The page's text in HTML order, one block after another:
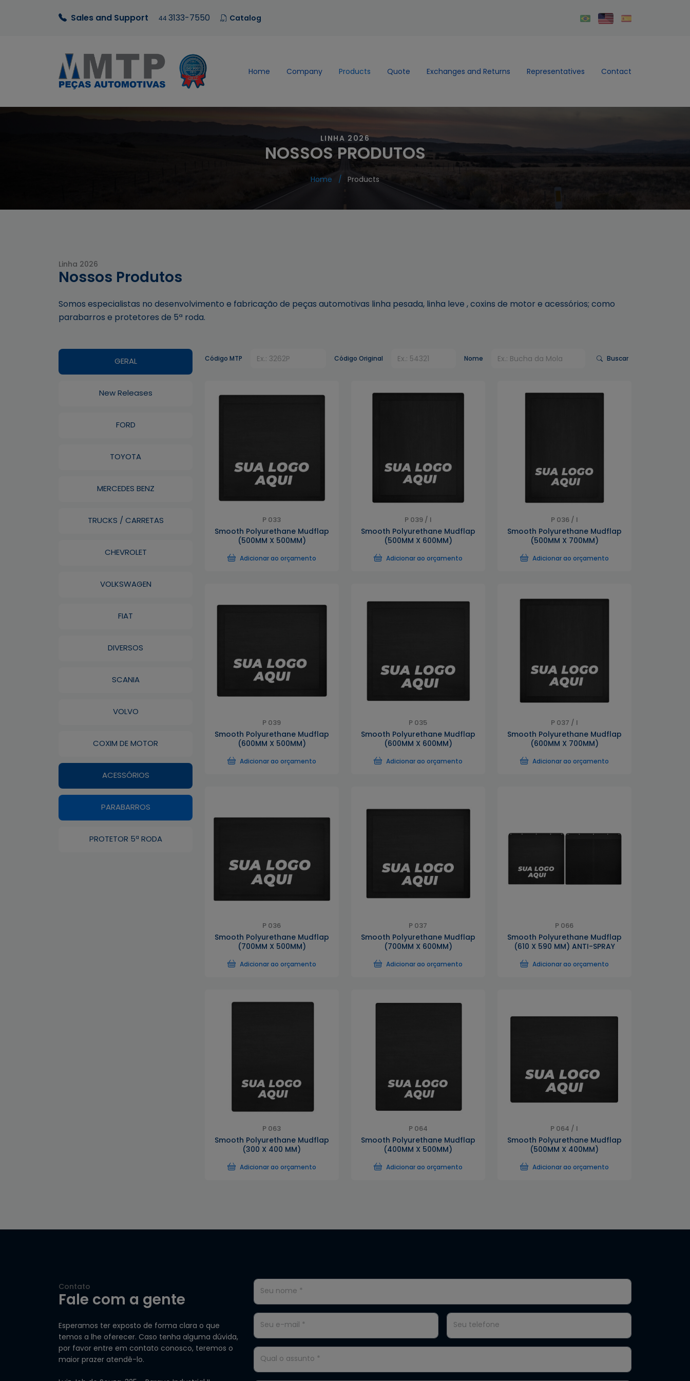
Sales and Support 44 3133-7550 Catalog
Home Company Products Quote Exchanges and Returns Representatives Contact
LINHA 2026
NOSSOS PRODUTOS
Home Products
Linha 2026
Nossos Produtos
Somos especialistas no desenvolvimento e fabricação de peças automotivas linha pesada, linha leve , coxins de motor e acessórios; como
parabarros e protetores de 5ª roda.
GERAL
New Releases
FORD
TOYOTA
MERCEDES BENZ
TRUCKS / CARRETAS
CHEVROLET
VOLKSWAGEN
FIAT
DIVERSOS
SCANIA
VOLVO
COXIM DE MOTOR
ACESSÓRIOS
PARABARROS
PROTETOR 5ª RODA
Código MTP Código Original Nome Buscar
P 033
Smooth Polyurethane Mudflap
(500MM X 500MM)
Adicionar ao orçamento
P 039 / I
Smooth Polyurethane Mudflap
(500MM X 600MM)
Adicionar ao orçamento
P 036 / I
Smooth Polyurethane Mudflap
(500MM X 700MM)
Adicionar ao orçamento
P 039
Smooth Polyurethane Mudflap
(600MM X 500MM)
Adicionar ao orçamento
P 035
Smooth Polyurethane Mudflap
(600MM X 600MM)
Adicionar ao orçamento
P 037 / I
Smooth Polyurethane Mudflap
(600MM X 700MM)
Adicionar ao orçamento
P 036
Smooth Polyurethane Mudflap
(700MM X 500MM)
Adicionar ao orçamento
P 037
Smooth Polyurethane Mudflap
(700MM X 600MM)
Adicionar ao orçamento
P 066
Smooth Polyurethane Mudflap
(610 X 590 MM) ANTI-SPRAY
Adicionar ao orçamento
P 063
Smooth Polyurethane Mudflap
(300 X 400 MM)
Adicionar ao orçamento
P 064
Smooth Polyurethane Mudflap
(400MM X 500MM)
Adicionar ao orçamento
P 064 / I
Smooth Polyurethane Mudflap
(500MM X 400MM)
Adicionar ao orçamento
Contato
Fale com a gente
Esperamos ter exposto de forma clara o que
temos a lhe oferecer. Caso tenha alguma dúvida,
por favor entre em contato conosco, teremos o
maior prazer atendê-lo.
Seu nome *
Seu e-mail * Seu telefone
Qual o assunto *